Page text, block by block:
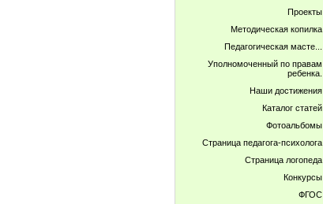
Проекты
Методическая копилка
Педагогическая масте...
Уполномоченный по правам
ребенка.
Наши достижения
Каталог статей
Фотоальбомы
Страница педагога-психолога
Страница логопеда
Конкурсы
ФГОС